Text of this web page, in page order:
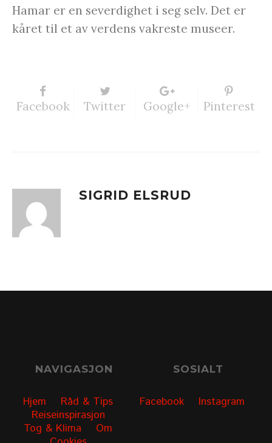
Hamar er en severdighet i seg selv. Det er
kåret til et av verdens vakreste museer.
Facebook Twitter Google+ Pinterest
SIGRID ELSRUD
NAVIGASJON
Hjem
Råd & Tips
Reiseinspirasjon
Tog & Klima
Om
SOSIALT
Facebook Instagram